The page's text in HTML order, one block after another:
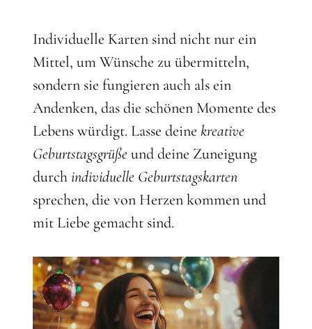
Individuelle Karten sind nicht nur ein
Mittel, um Wünsche zu übermitteln,
sondern sie fungieren auch als ein
Andenken, das die schönen Momente des
Lebens würdigt. Lasse deine kreative
Geburtstagsgrüßeund deine Zuneigung
durch individuelle Geburtstagskarten
sprechen, die von Herzen kommen und
mit Liebe gemacht sind.